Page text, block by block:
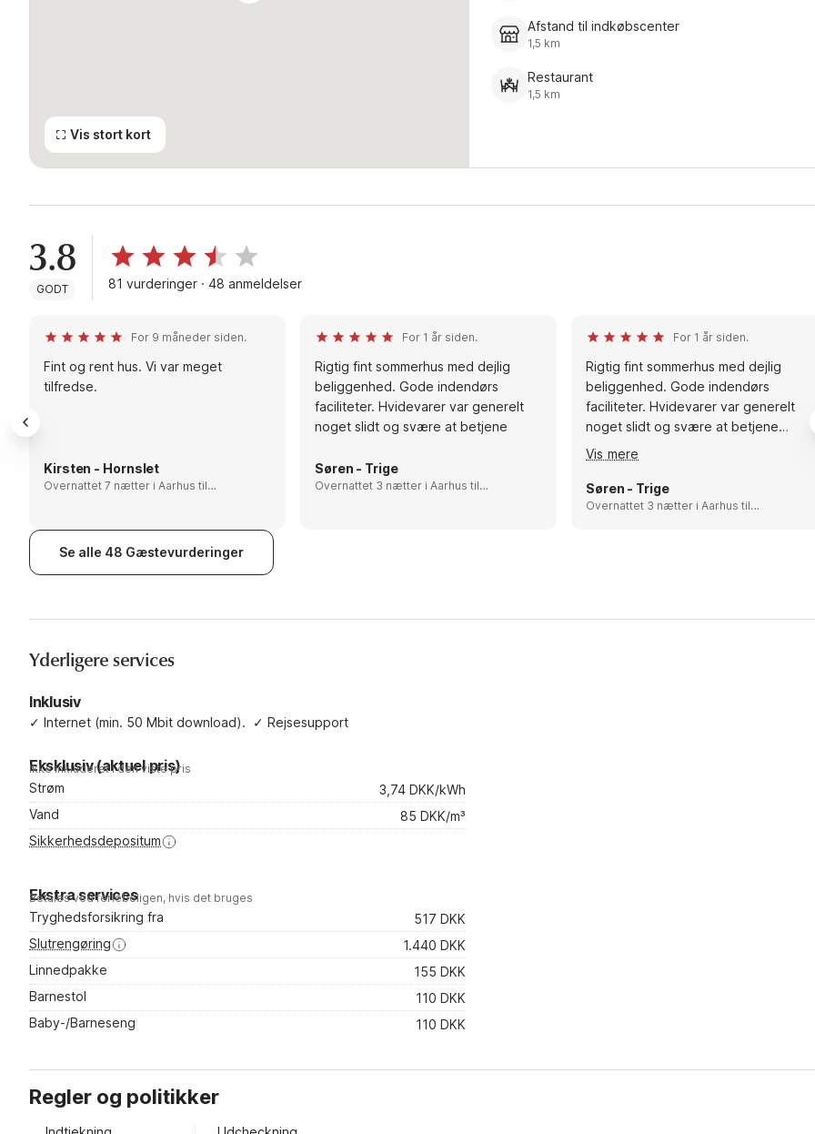
Vis stort kort
Afstand til indkøbscenter
1,5 km
Restaurant
1,5 km
3.8
GODT 81 vurderinger · 48 anmeldelser
For 9 måneder siden.
Fint og rent hus. Vi var meget
tilfredse.
Kirsten - Hornslet
Overnattet 7 nætter i Aarhus til
For 1 år siden.
Rigtig fint sommerhus med dejlig
beliggenhed. Gode indendørs
faciliteter. Hvidevarer var generelt
noget slidt og svære at betjene
Søren - Trige
Overnattet 3 nætter i Aarhus til
For 1 år siden.
Rigtig fint sommerhus med dejlig
beliggenhed. Gode indendørs
faciliteter. Hvidevarer var generelt
noget slidt og svære at betjene
Anbefalinger: Medbring eventuelt
selv chromecast eller lignende. Der
er stor TV pakke, men hvis man vil se
egne kanaler, så er det en god ide.
Vis mere
Søren - Trige
Overnattet 3 nætter i Aarhus til
Se alle 48 Gæstevurderinger
Yderligere services
Inklusiv
✓ Internet (min. 50 Mbit download). ✓ Rejsesupport
Eksklusiv (aktuel pris)
Ikke inkluderet i den viste pris
Strøm
3,74 DKK/kWh
Vand
85 DKK/m³
Sikkerhedsdepositum
Ekstra services
Betales ved ferieboligen, hvis det bruges
Tryghedsforsikring fra
517 DKK
Slutrengøring
1.440 DKK
Linnedpakke
155 DKK
Barnestol
110 DKK
Baby-/Barneseng
110 DKK
Regler og politikker